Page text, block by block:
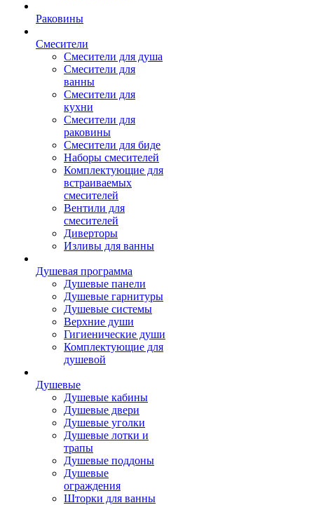
Раковины
Смесители
Смесители для душа
Смесители для
ванны
Смесители для
кухни
Смесители для
раковины
Смесители для биде
Наборы смесителей
Комплектующие для
встраиваемых
смесителей
Вентили для
смесителей
Диверторы
Изливы для ванны
Душевая программа
Душевые панели
Душевые гарнитуры
Душевые системы
Верхние души
Гигиенические души
Комплектующие для
душевой
Душевые
Душевые кабины
Душевые двери
Душевые уголки
Душевые лотки и
трапы
Душевые поддоны
Душевые
ограждения
Шторки для ванны